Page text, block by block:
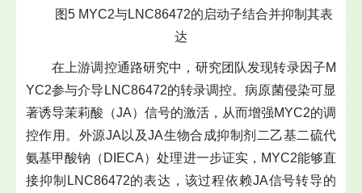
图5 MYC2与LNC86472的启动子结合并抑制其表
达
在上游调控通路研究中，研究团队发现转录因子M
YC2参与介导LNC86472的转录调控。病原菌侵染可显
著诱导茉莉酸（JA）信号的激活，从而增强MYC2的调
控作用。外源JA以及JA生物合成抑制剂二乙基二硫代
氨基甲酸钠（DIECA）处理进一步证实，MYC2能够直
接抑制LNC86472的表达，该过程依赖JA信号转导的